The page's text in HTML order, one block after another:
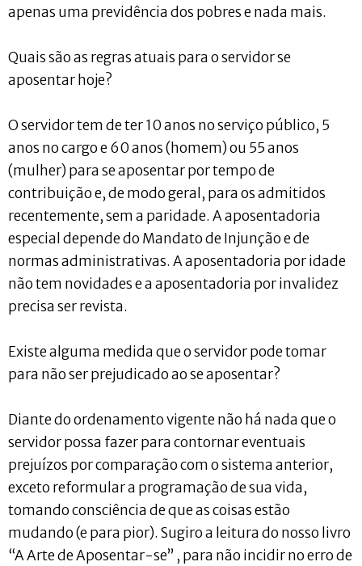
apenas uma previdência dos pobres e nada mais.
Quais são as regras atuais para o servidor se
aposentar hoje?
O servidor tem de ter 10 anos no serviço público, 5
anos no cargo e 60 anos (homem) ou 55 anos
(mulher) para se aposentar por tempo de
contribuição e, de modo geral, para os admitidos
recentemente, sem a paridade. A aposentadoria
especial depende do Mandato de Injunção e de
normas administrativas. A aposentadoria por idade
não tem novidades e a aposentadoria por invalidez
precisa ser revista.
Existe alguma medida que o servidor pode tomar
para não ser prejudicado ao se aposentar?
Diante do ordenamento vigente não há nada que o
servidor possa fazer para contornar eventuais
prejuízos por comparação com o sistema anterior,
exceto reformular a programação de sua vida,
tomando consciência de que as coisas estão
mudando (e para pior). Sugiro a leitura do nosso livro
“A Arte de Aposentar-se” , para não incidir no erro de